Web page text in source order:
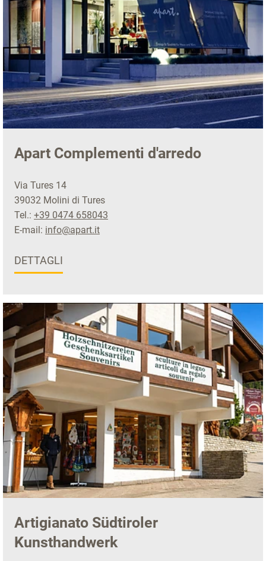
Apart Complementi d'arredo
Via Tures 14
39032 Molini di Tures
Tel.: +39 0474 658043
E-mail: info@apart.it
DETTAGLI
Artigianato Südtiroler
Kunsthandwerk